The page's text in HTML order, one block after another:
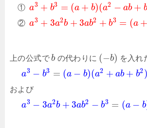
① a3 + b3 = (a + b)(a2 − ab + b
② a3 + 3a2b + 3ab2 + b3 = (a +
上の公式でb の代わりに (−b) を入れ
a3 − b3 = (a − b)(a2 + ab + b2)
および
a3 − 3a2b + 3ab2 − b3 = (a − b